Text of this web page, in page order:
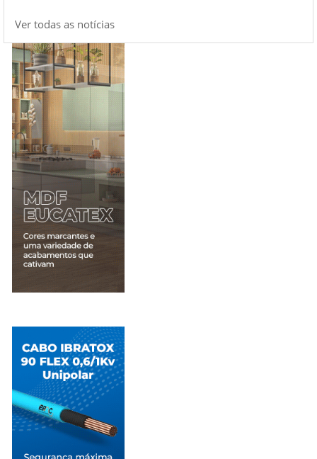
Ver todas as notícias